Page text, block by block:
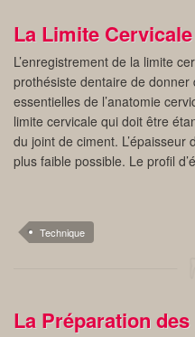
La Limite Cervicale
L’enregistrement de la limite
prothésiste dentaire de
essentielles de l’anatomie
limite cervicale qui doit être
du joint de ciment.
plus faible possible. Le profil
Technique
La Préparation